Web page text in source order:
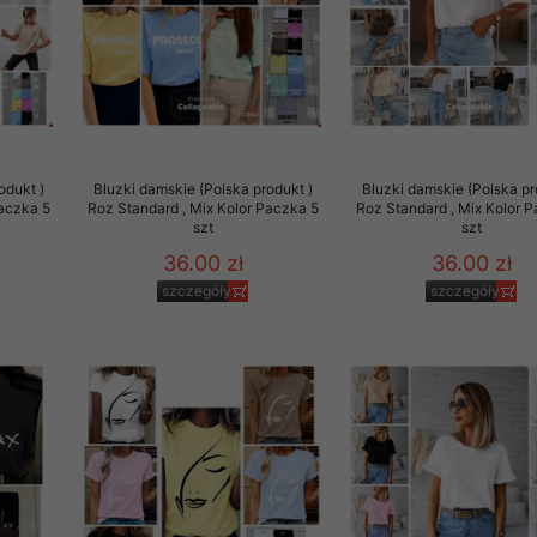
)
5
Bluzki damskie (Polska produkt )
Roz Standard , Mix Kolor Paczka 5
szt
36.00 zł
szczegóły
Bluzki damskie (Polska
Roz Standard , Mix Kolor
szt
36.00 zł
szczegóły
przez OMEZ
oraz usunięcia
zautomatyzowanemu
Twoich
osobowych.